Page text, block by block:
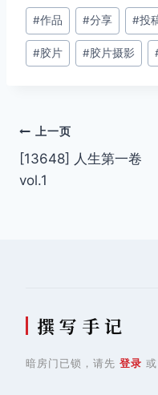
文
章
标
#作品 #分享 #投
#胶片 #胶片摄影
文
章
上一页
[13648] 人生第一卷
vol.1
撰 写 手 记
暗房门已锁，请先 登录 或